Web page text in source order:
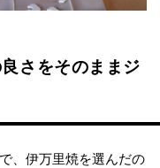
さをそのままジ
、伊万里焼を選んだの